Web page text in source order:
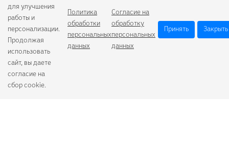
для улучшения
работы и
персонализации.
Продолжая
использовать
сайт, вы даете
согласие на
сбор cookie.
Политика
обработки
персональных
данных
Согласие на
обработку
персональных
данных
Принять Закрыть